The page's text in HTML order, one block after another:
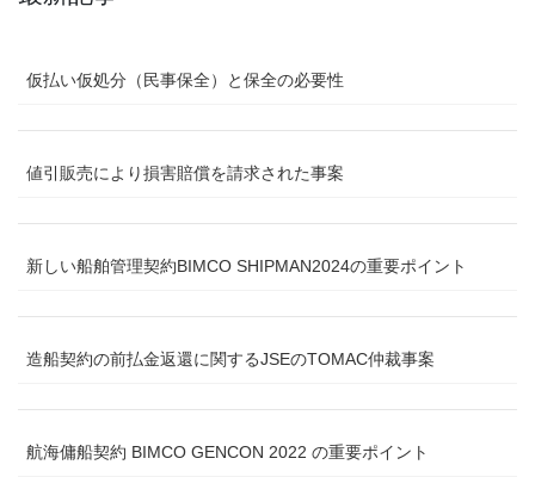
仮払い仮処分（民事保全）と保全の必要性
値引販売により損害賠償を請求された事案
新しい船舶管理契約BIMCO SHIPMAN2024の重要ポイント
造船契約の前払金返還に関するJSEのTOMAC仲裁事案
航海傭船契約 BIMCO GENCON 2022 の重要ポイント